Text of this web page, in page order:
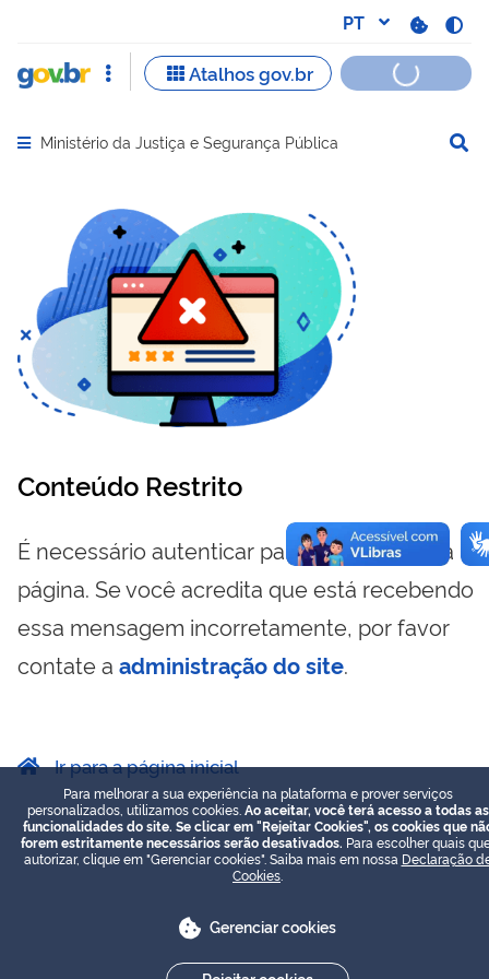
Abrir menu principal de navegação
Ministério da Justiça e Segurança Pública
Conteúdo Restrito
É necessário autenticar para visualizar essa
página. Se você acredita que está recebendo
essa mensagem incorretamente, por favor
contate a administração do site.
Ir para a página inicial
Para melhorar a sua experiência na plataforma e prover serviços
personalizados, utilizamos cookies. Ao aceitar, você terá acesso a todas as
funcionalidades do site. Se clicar em "Rejeitar Cookies", os cookies que
forem estritamente necessários serão desativados. Para escolher quais
autorizar, clique em "Gerenciar cookies". Saiba mais em nossa Declaração
Cookies
Gerenciar cookies